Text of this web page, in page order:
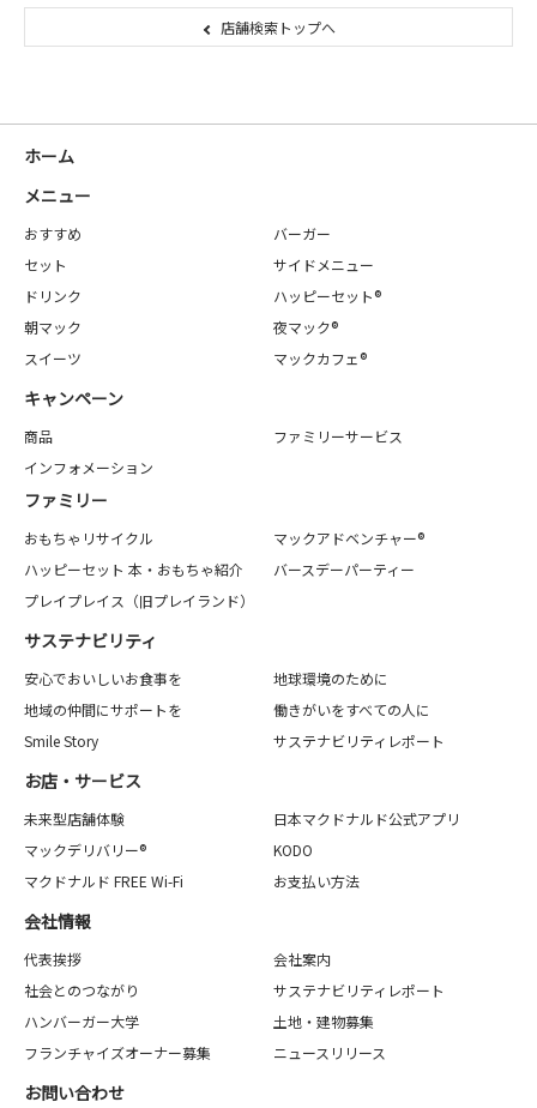
店舗検索トップへ
ホーム
メニュー
おすすめ
バーガー
セット
サイドメニュー
ドリンク
ハッピーセット®
朝マック
夜マック®
スイーツ
マックカフェ®
キャンペーン
商品
ファミリーサービス
インフォメーション
ファミリー
おもちゃリサイクル
マックアドベンチャー®
ハッピーセット 本・おもちゃ紹介
バースデーパーティー
プレイプレイス（旧プレイランド）
サステナビリティ
安心でおいしいお食事を
地球環境のために
地域の仲間にサポートを
働きがいをすべての人に
Smile Story
サステナビリティレポート
お店・サービス
未来型店舗体験
日本マクドナルド公式アプリ
マックデリバリー®
KODO
マクドナルド FREE Wi-Fi
お支払い方法
会社情報
代表挨拶
会社案内
社会とのつながり
サステナビリティレポート
ハンバーガー大学
土地・建物募集
フランチャイズオーナー募集
ニュースリリース
お問い合わせ